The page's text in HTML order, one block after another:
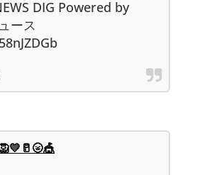
DIG Powered by
ース